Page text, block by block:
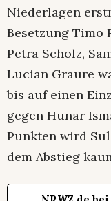
Niederlagen
Besetzung Timo
Petra Scholz,
Lucian Graure
bis auf einen
gegen Hunar
Punkten wird
dem Abstieg